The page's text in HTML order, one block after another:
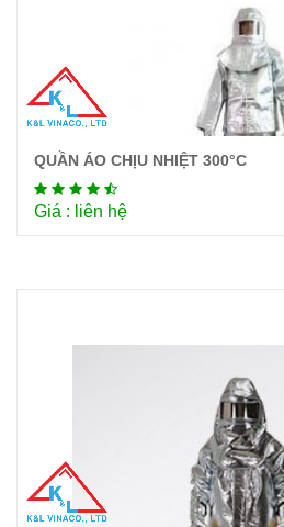
Chi tiết
QUẦN ÁO CHỊU NHIỆT 300°C
Giá : liên hệ